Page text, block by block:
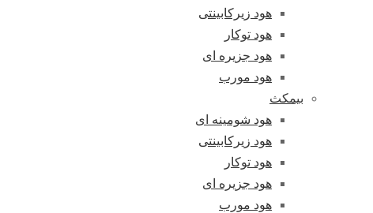
هود زیرکابینتی
هود توکار
هود جزیره ای
هود مورب
بیمکث
هود شومینه ای
هود زیرکابینتی
هود توکار
هود جزیره ای
هود مورب